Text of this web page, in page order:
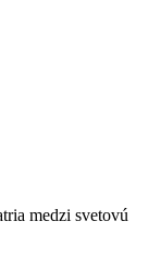
medzi svetovú